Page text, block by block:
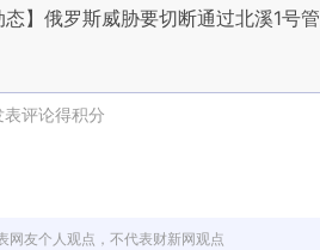
】俄罗斯威胁要切断通过北溪1号
表评论得积分
网友个人观点，不代表财新网观点